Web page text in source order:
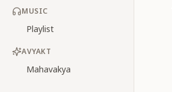
MUSIC
Playlist
AVYAKT
Mahavakya